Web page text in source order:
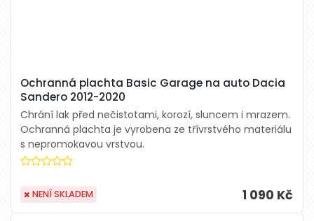
Ochranná plachta Basic Garage na auto Dacia
Sandero 2012-2020
Chrání lak před nečistotami, korozí, sluncem i mrazem.
Ochranná plachta je vyrobena ze třívrstvého materiálu
s nepromokavou vrstvou.
1 090 Kč
NENÍ SKLADEM